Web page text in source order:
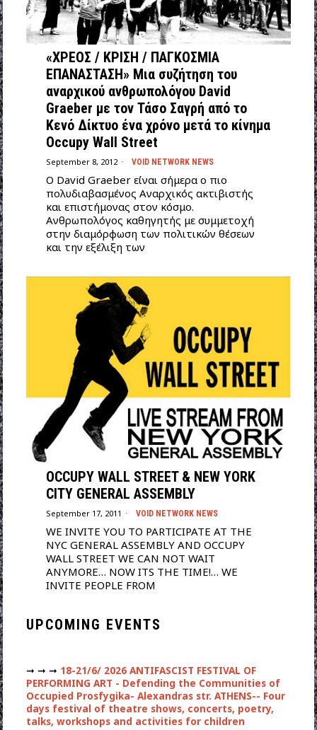
«ΧΡΕΟΣ / ΚΡΙΣΗ / ΠΑΓΚΟΣΜΙΑ
ΕΠΑΝΑΣΤΑΣΗ» Μια συζήτηση του
αναρχικού ανθρωπολόγου David
Graeber με τον Τάσο Σαγρή από το
Κενό Δίκτυο ένα χρόνο μετά το κίνημα
Occupy Wall Street
September 8, 2012 VOID NETWORK NEWS
O David Graeber είναι σήμερα ο πιο
πολυδιαβασμένος Αναρχικός ακτιβιστής
και επιστήμονας στον κόσμο.
Ανθρωπολόγος καθηγητής με συμμετοχή
στην διαμόρφωση των πολιτικών θέσεων
και την εξέλιξη των
OCCUPY WALL STREET & NEW YORK
CITY GENERAL ASSEMBLY
September 17, 2011 VOID NETWORK NEWS
WE INVITE YOU TO PARTICIPATE AT THE
NYC GENERAL ASSEMBLY AND OCCUPY
WALL STREET WE CAN NOT WAIT
ANYMORE… NOW ITS THE TIME!… WE
INVITE PEOPLE FROM
UPCOMING EVENTS
➞ ➞ ➞ 18-21/6/ 2026 ANTIFASCIST FESTIVAL OF
PERFORMING ART - Defending the Communities of
Occupied Prosfygika- Alexandras str. ATHENS-- Four
days festival of theatre shows, concerts, poetry,
talks, workshops and activities for children